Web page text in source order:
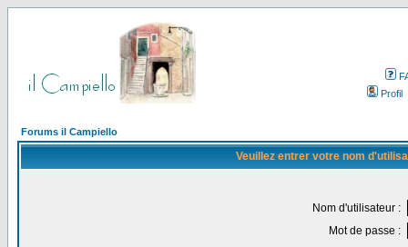
Profil
Forums il Campiello
Veuillez entrer votre nom
Nom d'utilisateur :
Mot de passe :